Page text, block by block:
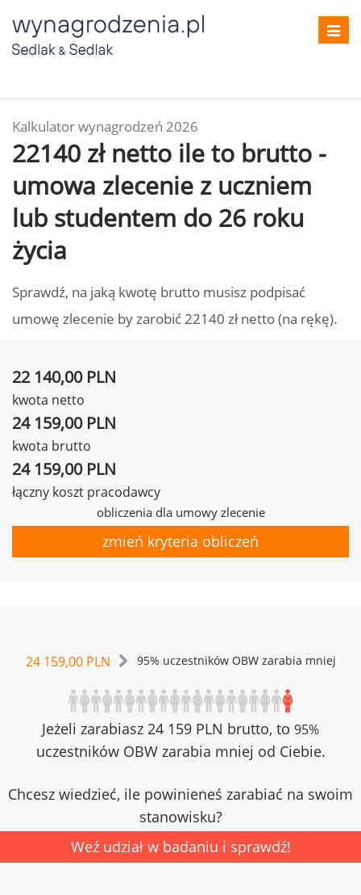
Kalkulator wynagrodzeń 2026
22140 zł netto ile to brutto -
umowa zlecenie z uczniem
lub studentem do 26 roku
życia
Sprawdź, na jaką kwotę brutto musisz podpisać
umowę zlecenie by zarobić 22140 zł netto (na rękę).
22 140,00 PLN
kwota netto
24 159,00 PLN
kwota brutto
24 159,00 PLN
łączny koszt pracodawcy
obliczenia dla umowy zlecenie
zmień kryteria obliczeń
24 159,00 PLN 95% uczestników OBW zarabia mniej
Jeżeli zarabiasz 24 159 PLN brutto, to 95%
uczestników OBW zarabia mniej od Ciebie.
Chcesz wiedzieć, ile powinieneś zarabiać na swoim
stanowisku?
Weź udział w badaniu i sprawdź!